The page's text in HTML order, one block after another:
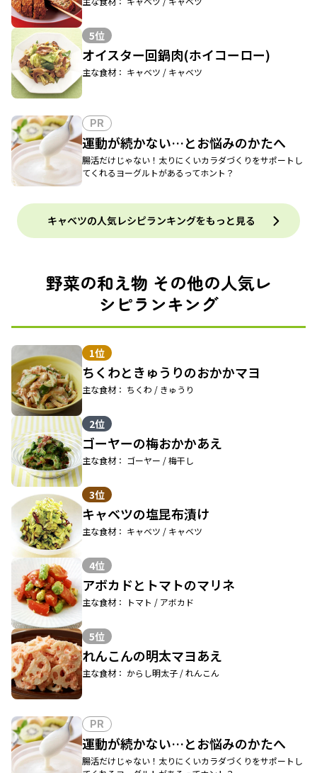
5位
オイスター回鍋肉(ホイコーロー)
主な食材： キャベツ / キャベツ
PR
運動が続かない…とお悩みのかたへ
腸活だけじゃない！太りにくいカラダづくりをサポートし
てくれるヨーグルトがあるってホント？
キャベツの人気レシピランキングをもっと見る
野菜の和え物 その他の人気レ
シピランキング
1位
ちくわときゅうりのおかかマヨ
主な食材： ちくわ / きゅうり
2位
ゴーヤーの梅おかかあえ
主な食材： ゴーヤー / 梅干し
3位
キャベツの塩昆布漬け
主な食材： キャベツ / キャベツ
4位
アボカドとトマトのマリネ
主な食材： トマト / アボカド
5位
れんこんの明太マヨあえ
主な食材： からし明太子 / れんこん
PR
運動が続かない…とお悩みのかたへ
腸活だけじゃない！太りにくいカラダづくりをサポートし